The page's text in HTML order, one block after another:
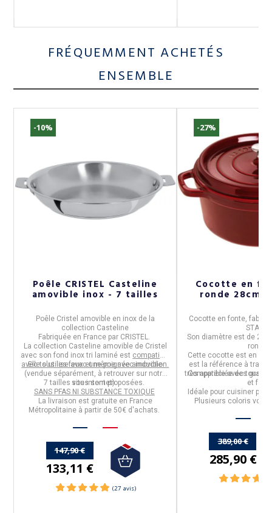
FRÉQUEMMENT ACHETÉS
ENSEMBLE
-10%
Poêle CRISTEL Casteline
amovible inox - 7 tailles
Poêle Cristel amovibleen inoxde la
collection Casteline
Fabriquée en France par CRISTEL
La collection Castelineamovible de Cristel
avec son fond inox tri laminé est compatible
avec tous les feux et même avec induction.
Elles'utilise avec une poignée amovible
(vendue séparément, à retrouver sur notre
site internet).
7 tailles vous sont proposées.
SANS PFAS NI SUBSTANCE TOXIQUE
La livraison est gratuite en France
Métropolitaine à partir de 50€ d'achats.
147,90 €
133,11 €
-27%
Cocotte en
Cocotte en fonte ,
STAUB
Son diamètre est de
ronde
Cette cocotte est en
est la référence à
très appréciée des
Compatible avec tous
et four.
Idéale pour cuisiner pour
Plusieurs coloris vous
389,00 €
285,90 €